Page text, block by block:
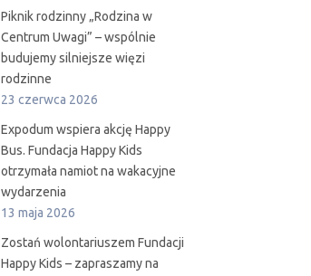
Piknik rodzinny „Rodzina w
Centrum Uwagi” – wspólnie
budujemy silniejsze więzi
rodzinne
23 czerwca 2026
Expodum wspiera akcję Happy
Bus. Fundacja Happy Kids
otrzymała namiot na wakacyjne
wydarzenia
13 maja 2026
Zostań wolontariuszem Fundacji
Happy Kids – zapraszamy na